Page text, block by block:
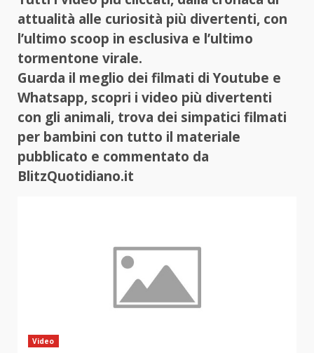
attualità alle curiosità più divertenti, con
l’ultimo scoop in esclusiva e l’ultimo
tormentone virale.
Guarda il meglio dei filmati di Youtube e
Whatsapp, scopri i video più divertenti
con gli animali, trova dei simpatici filmati
per bambini con tutto il materiale
pubblicato e commentato da
BlitzQuotidiano.it
Video